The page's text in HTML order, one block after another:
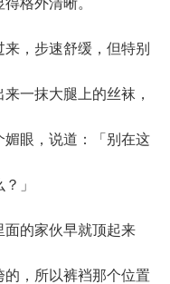
格外清晰。
，步速舒缓，但特别
一抹大腿上的丝袜，
眼，说道：「别在这
」
的家伙早就顶起来
，所以裤裆那个位置